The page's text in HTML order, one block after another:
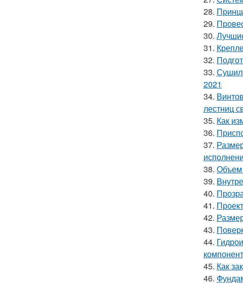
28.
29.
30.
31.
32.
33.
2021
34.
лестниц
35. Как
36.
37.
38. Объем
39.
40.
41.
42.
43.
44.
45. Как
46.